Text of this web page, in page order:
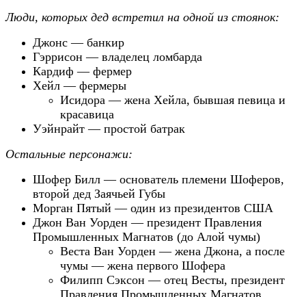
Люди, которых дед встретил на одной из стоянок:
Джонс — банкир
Гэррисон — владелец ломбарда
Кардиф — фермер
Хейл — фермеры
Исидора — жена Хейла, бывшая певица и
красавица
Уэйнрайт — простой батрак
Остальные персонажи:
Шофер Билл — основатель племени Шоферов,
второй дед Заячьей Губы
Морган Пятый — один из президентов США
Джон Ван Уорден — президент Правления
Промышленных Магнатов (до Алой чумы)
Веста Ван Уорден — жена Джона, а после
чумы — жена первого Шофера
Филипп Сэксон — отец Весты, президент